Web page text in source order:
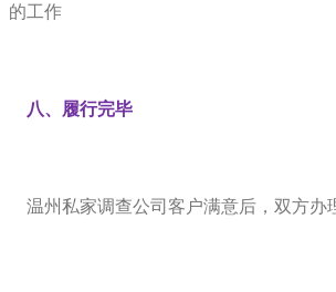
的工作
八、履行完毕
温州私家调查公司客户满意后，双方办